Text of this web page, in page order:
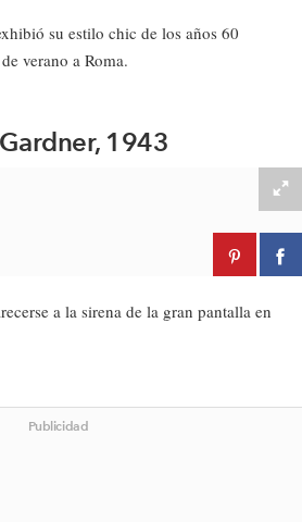
su estilo chic de los años 60
verano a Roma.
1943
a la sirena de la gran pantalla en
Publicidad